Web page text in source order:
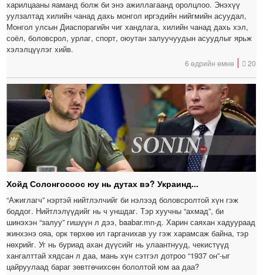
харилцааны яаманд болж би энэ ажиллагаанд оролцлоо. Энэхүү
уулзалтад хилийн чанад дахь монгол иргэдийн нийгмийн асуудал,
Монгол улсын Диаспорагийн чиг хандлага, хилийн чанад дахь хэл,
соёл, боловсрол, урлаг, спорт, оюутан залуучуудын асуудлыг ярьж
хэлэлцүүлэг хийв.
6 өдрийн өмнө 20
Хойд Солонгосоос юу нь дутах вэ? Украинд...
“Ажиглагч” нэртэй нийтлэлчийг би нэлээд боловсролтой хүн гэж
боддог. Нийтлэлүүдийг нь ч уншдаг. Тэр хуучны “ахмад”, би
шинэхэн “залуу” гишүүн л дээ, baabar.mn-д. Харин саяхан хадуураад
жинхэнэ ояа, орк төрхөө ил гаргачихав уу гэж харамсаж байна, тэр
нөхрийг. Уг нь буриад ахан дүүсийг нь улаантнууд, чекистүүд
хангалттай хядсан л даа, мань хүн сэтгэл дотроо “1937 он”-ыг
цайруулаад бараг зөвтгөчихсөн бололтой юм аа даа?